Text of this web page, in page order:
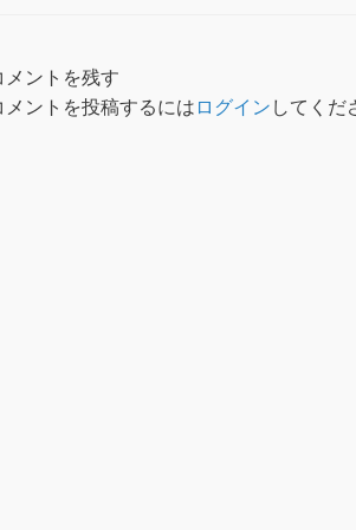
メントを残す
メントを投稿するには ログイン してくだ